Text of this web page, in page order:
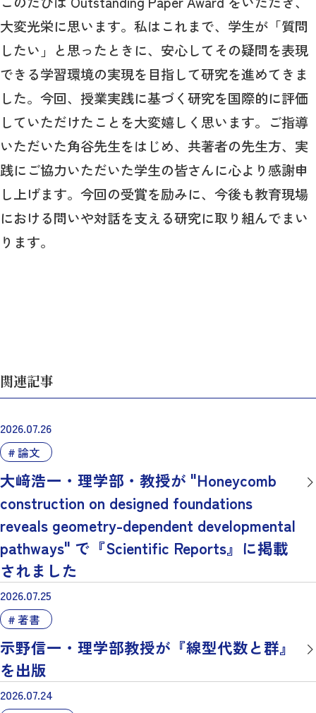
大変光栄に思います。私はこれまで、学生が「質問
したい」と思ったときに、安心してその疑問を表現
できる学習環境の実現を目指して研究を進めてきま
した。今回、授業実践に基づく研究を国際的に評価
していただけたことを大変嬉しく思います。ご指導
いただいた角谷先生をはじめ、共著者の先生方、実
践にご協力いただいた学生の皆さんに心より感謝申
し上げます。今回の受賞を励みに、今後も教育現場
における問いや対話を支える研究に取り組んでまい
ります。
関連記事
2026.07.26
論文
大﨑浩一・理学部・教授が "Honeycomb
construction on designed foundations
reveals geometry-dependent developmental
pathways" で『Scientific Reports』に掲載
されました
2026.07.25
著書
示野信一・理学部教授が『線型代数と群』
を出版
2026.07.24